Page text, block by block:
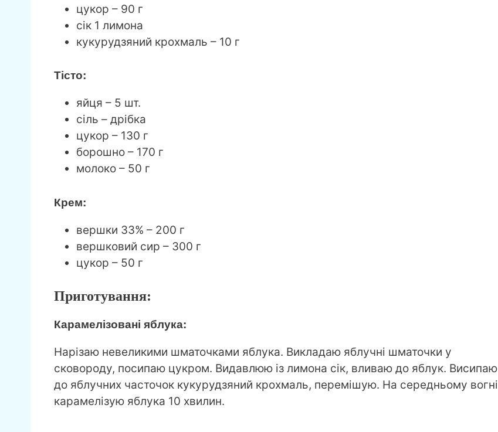
цукор – 90 г
сік 1 лимона
кукурудзяний крохмаль – 10 г
Тісто:
яйця – 5 шт.
сіль – дрібка
цукор – 130 г
борошно – 170 г
молоко – 50 г
Крем:
вершки 33% – 200 г
вершковий сир – 300 г
цукор – 50 г
Приготування:
Карамелізовані яблука:
Нарізаю невеликими шматочками яблука. Викладаю яблучні шматочки у
сковороду, посипаю цукром. Видавлюю із лимона сік, вливаю до яблук. Висипаю
до яблучних часточок кукурудзяний крохмаль, перемішую. На середньому вогні
карамелізую яблука 10 хвилин.